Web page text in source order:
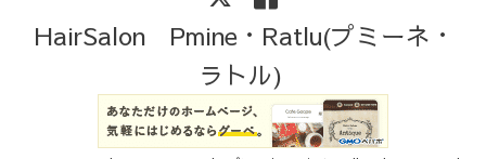
HairSalon Pmine・Ratlu(プミーネ・
ラトル)